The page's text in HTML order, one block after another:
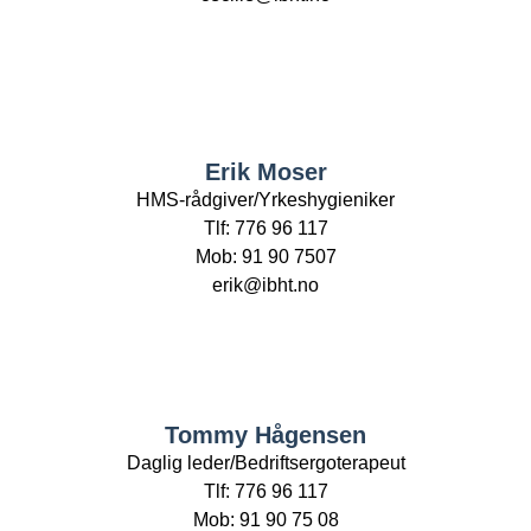
Erik Moser
HMS-rådgiver/Yrkeshygieniker
Tlf: 776 96 117
Mob: 91 90 7507
erik@ibht.no
Tommy Hågensen
Daglig leder/Bedriftsergoterapeut
Tlf: 776 96 117
Mob: 91 90 75 08